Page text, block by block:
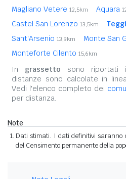
Magliano Vetere 12,5km Aquara
Castel San Lorenzo 13,5km
Sant'Arsenio 13,9km Monte San
Monteforte Cilento 15,6km
In grassetto sono riportati
distanze sono calcolate in
Vedi l'elenco completo dei
per distanza.
Note
Dati stimati. I dati definitivi
del Censimento permanente della